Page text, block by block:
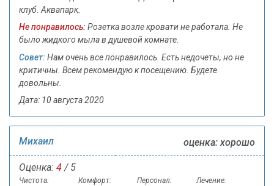
клуб. Аквапарк.
Не понравилось: Розетка возле кровати не работала. Не
было жидкого мыла в душевой комнате.
Совет: Нам очень все понравилось. Есть недочеты, но не
критичны. Всем рекомендую к посещению. Будете
довольны.
Дата: 10 августа 2020
Михаил оценка: хорошо
Оценка: 4 / 5
Чистота: Комфорт: Персонал: Лечение: